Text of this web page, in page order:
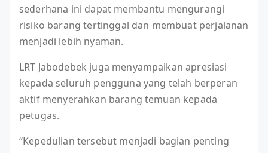
sederhana ini dapat membantu mengurangi
risiko barang tertinggal dan membuat perjalanan
menjadi lebih nyaman.
LRT Jabodebek juga menyampaikan apresiasi
kepada seluruh pengguna yang telah berperan
aktif menyerahkan barang temuan kepada
petugas.
“Kepedulian tersebut menjadi bagian penting